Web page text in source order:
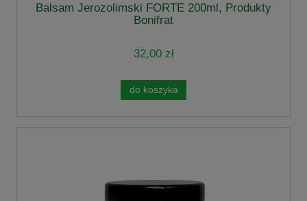
Balsam Jerozolimski FORTE 200ml, Produkty
Bonifrat
32,00 zł
do koszyka